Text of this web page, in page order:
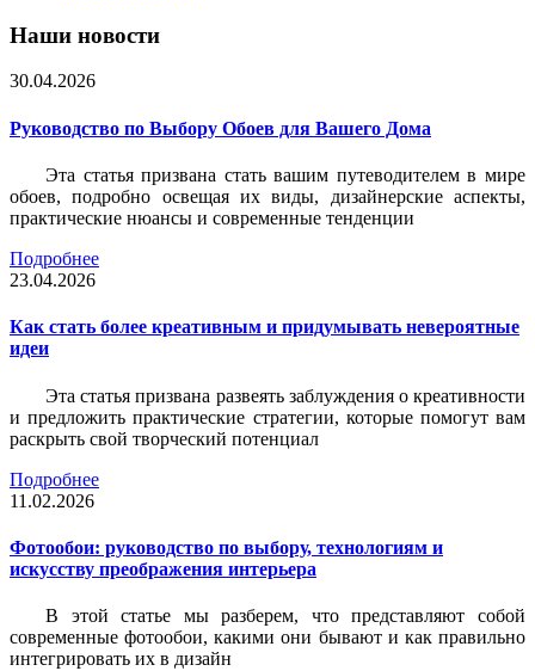
Наши новости
30.04.2026
Руководство по Выбору Обоев для Вашего Дома
Эта статья призвана стать вашим путеводителем в мире
обоев, подробно освещая их виды, дизайнерские аспекты,
практические нюансы и современные тенденции
Подробнее
23.04.2026
Как стать более креативным и придумывать невероятные
идеи
Эта статья призвана развеять заблуждения о креативности
и предложить практические стратегии, которые помогут вам
раскрыть свой творческий потенциал
Подробнее
11.02.2026
Фотообои: руководство по выбору, технологиям и
искусству преображения интерьера
В этой статье мы разберем, что представляют собой
современные фотообои, какими они бывают и как правильно
интегрировать их в дизайн